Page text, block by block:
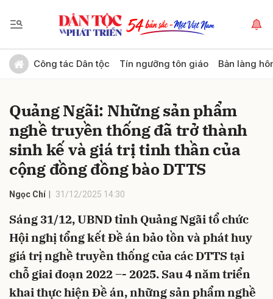
Công tác Dân tộc Tín ngưỡng tôn giáo Bản làng
Quảng Ngãi: Những sản phẩm
nghề truyền thống đã trở thành
sinh kế và giá trị tinh thần của
cộng đồng đồng bào DTTS
Ngọc Chí 31/12/2025 14:30
Sáng 31/12, UBND tỉnh Quảng Ngãi tổ chức
Hội nghị tổng kết Đề án bảo tồn và phát huy
giá trị nghề truyền thống của các DTTS tại
chỗ giai đoạn 2022 –- 2025. Sau 4 năm triển
khai thực hiện Đề án, những sản phẩm nghề
Gửi bình luận